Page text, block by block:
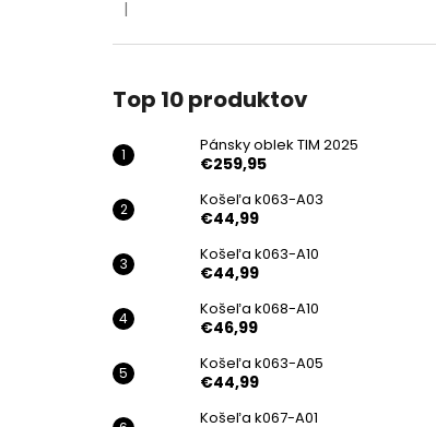
Hodnotenie produktu je 4 z 5 hviezdičiek.
|
Top 10 produktov
Pánsky oblek TIM 2025
€259,95
Košeľa k063-A03
€44,99
Košeľa k063-A10
€44,99
Košeľa k068-A10
€46,99
Košeľa k063-A05
€44,99
Košeľa k067-A01